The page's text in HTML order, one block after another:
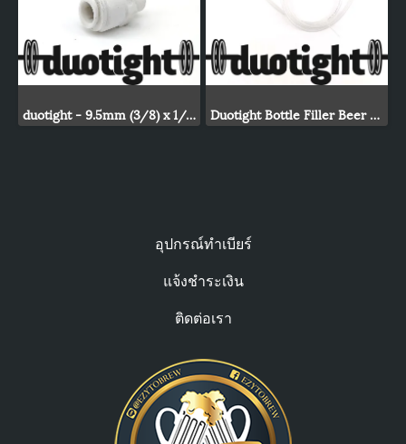
duotight - 9.5mm (3/8) x 1/4 Male Duotight Bottle Filler Beer Gun
อุปกรณ์ทำเบียร์
แจ้งชำระเงิน
ติดต่อเรา